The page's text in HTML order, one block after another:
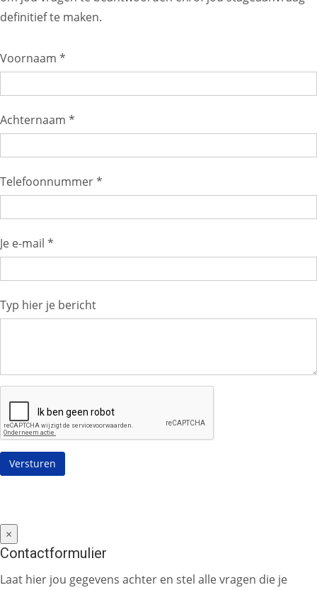
definitief te maken.
Voornaam *
Achternaam *
Telefoonnummer *
Je e-mail *
Typ hier je bericht
×
Contactformulier
Laat hier jou gegevens achter en stel alle vragen die je